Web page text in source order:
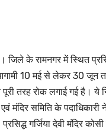
जिले के रामनगर में स्थित
10 मई से लेकर 30 जून
तरह रोक लगाई गई है। ये
मंदिर समिति के पदाधिकारी
गर्जिया देवी मंदिर